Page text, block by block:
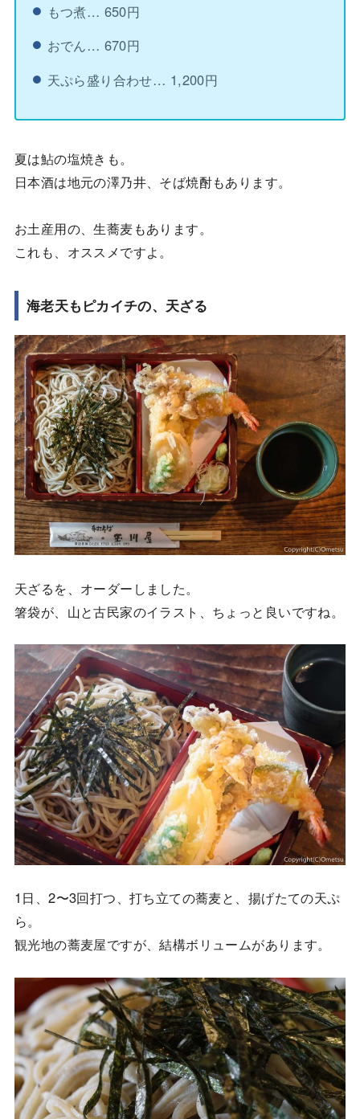
もつ煮… 650円
おでん… 670円
天ぷら盛り合わせ… 1,200円
夏は鮎の塩焼きも。
日本酒は地元の澤乃井、そば焼酎もあります。
お土産用の、生蕎麦もあります。
これも、オススメですよ。
海老天もピカイチの、天ざる
天ざるを、オーダーしました。
箸袋が、山と古民家のイラスト、ちょっと良いですね。
1日、2〜3回打つ、打ち立ての蕎麦と、揚げたての天ぷ
ら。
観光地の蕎麦屋ですが、結構ボリュームがあります。